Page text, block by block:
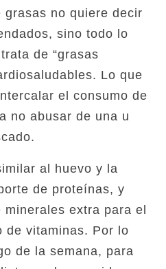
grasas no quiere decir
sino todo lo
de “grasas
Lo que
el consumo de
no abusar de una u
al huevo y la
de proteínas, y
minerales extra para el
de vitaminas. Por lo
de la semana, para